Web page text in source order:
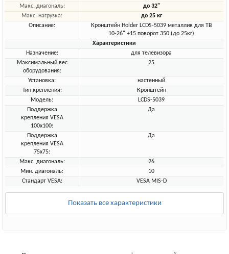
Макс. диагональ:
до 32"
Макс. нагрузка:
до 25 кг
Описание:
Кронштейн Holder LCDS-5039 металлик для ТВ
10-26" +15 поворот 350 (до 25кг)
Характеристики
Назначение:
для телевизора
Максимальный вес
оборудования:
25
Установка:
настенный
Тип крепления:
Кронштейн
Модель:
LCDS-5039
Поддержка
крепления VESA
100х100:
Да
Поддержка
крепления VESA
75х75:
Да
Макс. диагональ:
26
Мин. диагональ:
10
Стандарт VESA:
VESA MIS-D
Показать все характеристики